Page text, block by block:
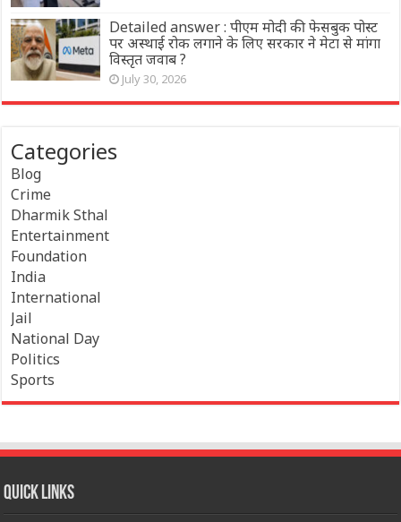
Detailed answer : पीएम मोदी की फेसबुक पोस्ट
पर अस्थाई रोक लगाने के लिए सरकार ने मेटा से मांगा
विस्तृत जवाब ?
July 30, 2026
Categories
Blog
Crime
Dharmik Sthal
Entertainment
Foundation
India
International
Jail
National Day
Politics
Sports
Quick Links